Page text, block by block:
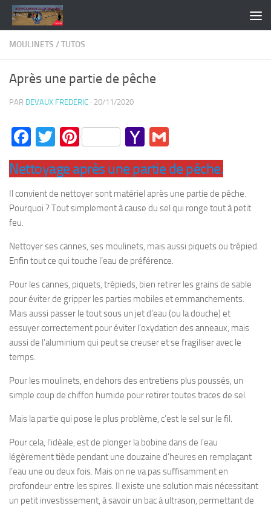
Skip to content
MOULINETS /TUTOS
Après une partie de pêche
PAR DEVAUX FREDERIC · 20/11/2020
Facebook
TwitterPinterestYahoo
Mail
Nettoyage après une partie de pêche.
Il convient de nettoyer sont matériel après une partie de pêche.
Pourquoi ? Tout simplement à cause du sel qui ronge tout à petit
feu.
Nettoyer ses cannes, ses moulinets, mais aussi piquets ou trépied.
Enfin tout ce qui touche l’eau de préférence.
Pour les cannes, piquets, trépieds, bien retirer les grains de sable
pour éviter de gripper les parties mobiles et emmanchements.
Mais aussi passer le tout sous un jet d’eau (ou la douche) et
essuyer correctement pour éviter l’oxydation des anneaux, mais
aussi de l’aluminium qui peut se creuser et se fragiliser avec le
temps.
Pour les moulinets, en dehors des entretiens plus poussés, un
simple coup de chiffon humide pour retirer toutes traces de sel.
Mais la partie qui pose le plus problème, c’est le sel sur le fil.
Pour cela, l’idéale, est de plonger la bobine dans de l’eau
légèrement tiède pendant une douzaine d’heures en remplaçant
l’eau une ou deux fois. Mais on ne va pas suffisamment en
profondeur entre les spires. Il existe une solution mais nécessitant
un petit investissement, à savoir un bac à ultrason, permettant de